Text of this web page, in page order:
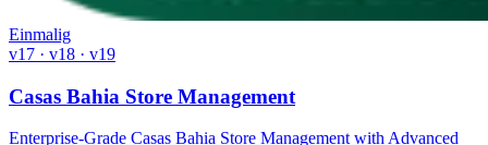
Einmalig
v17 · v18 · v19
Casas Bahia Store Management
Enterprise-Grade Casas Bahia Store Management with Advanced